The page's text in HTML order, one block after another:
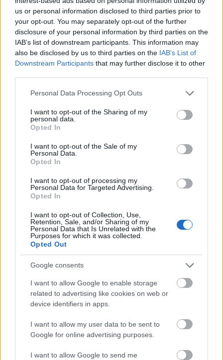
us or personal information disclosed to third parties prior to
your opt-out. You may separately opt-out of the further
disclosure of your personal information by third parties on the
IAB’s list of downstream participants. This information may
also be disclosed by us to third parties on the IAB’s List of
Downstream Participants that may further disclose it to other
Please note that this website/app uses one or more Google
not limited to your visit or usage behaviour. You may click to
grant or deny consent to Google and its third-party tags to
use your data for below specified purposes in below Google
consent section.
Personal Data Processing Opt Outs
I want to opt-out of the Sharing of my
personal data.
Opted In
I want to opt-out of the Sale of my
Personal Data.
Opted In
I want to opt-out of processing my
Personal Data for Targeted Advertising.
Opted In
I want to opt-out of Collection, Use,
Retention, Sale, and/or Sharing of my
Personal Data that Is Unrelated with the
Purposes for which it was collected.
Opted Out
Google consents
I want to allow Google to enable storage
related to advertising like cookies on web or
device identifiers in apps.
I want to allow my user data to be sent to
Google for online advertising purposes.
I want to allow Google to send me
Egy huzamban már a harmadik éve, hogy abob
frizura a hajtrendek élén landol, azóta pedigszámos
híresség vállalta be, hogy évek óta féltve őrzött és
növesztett természetes hajhosszától megszabadul,
hogy kövesse a bob trendjét. A közösségi média
felületeken tengernyi változata megjelent már,